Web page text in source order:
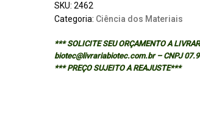
SKU: 2462
Categoria: Ciência dos Materiais
*** SOLICITE SEU ORÇAMENTO A
biotec@livrariabiotec.com.br – CNPJ
*** PREÇO SUJEITO A REAJUSTE***